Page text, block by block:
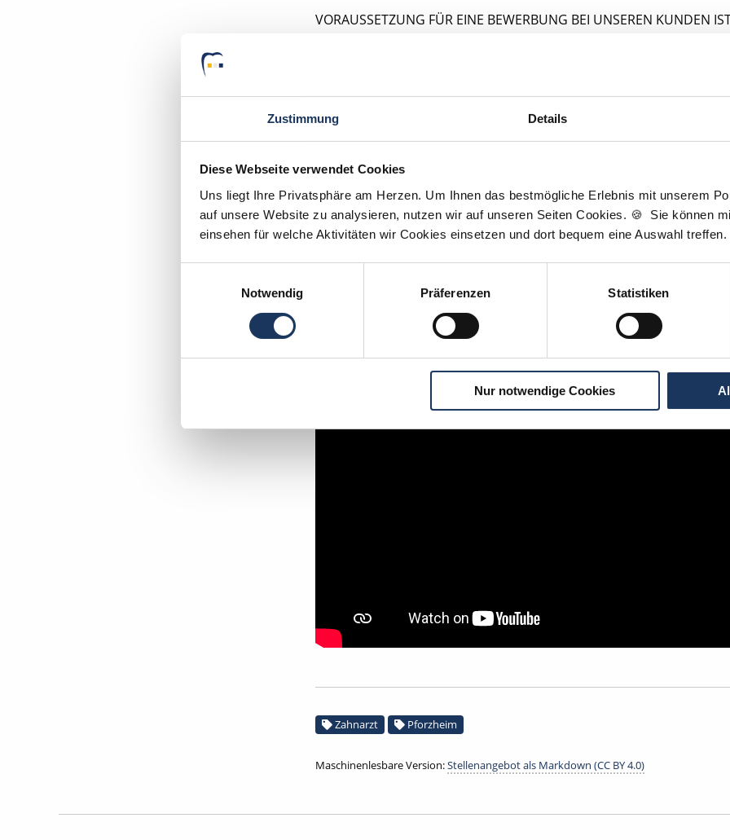
Zustimmung Details
Diese Webseite verwendet Cookies
Uns liegt Ihre Privatsphäre am Herzen. Um Ihnen das bestmögliche Erlebnis mit unserem
auf unsere Website zu analysieren, nutzen wir auf unseren Seiten Cookies. 🍪 Sie können
einsehen für welche Aktivitäten wir Cookies einsetzen und dort bequem eine Auswahl treffen.
Notwendig
Präferenzen Statistiken
Nur notwendige Cookies
VORAUSSETZUNG FÜR EINE BEWERBUNG BEI UNSEREN KUNDEN
75177 Pforzheim
Jetzt kostenlos Details anfragen
Momentan interessieren sich6 BesucherfürStellenangebote alsZahnarzt.
In wenigen Schritten zu Ihrer Traumstelle - so
Zahnarzt Pforzheim
Maschinenlesbare Version:Stellenangebot als Markdown (CC BY 4.0)